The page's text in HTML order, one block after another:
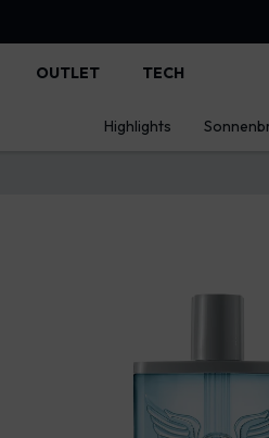
OUTLET TECH
Highlights